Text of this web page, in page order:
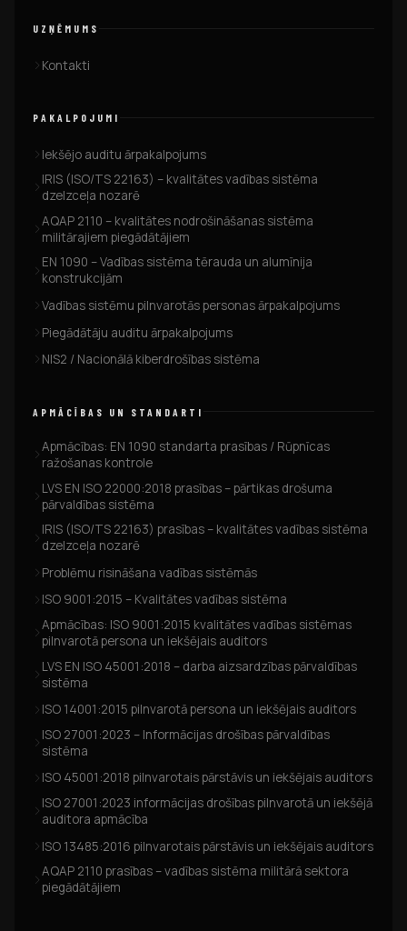
UZŅĒMUMS
Kontakti
PAKALPOJUMI
Iekšējo auditu ārpakalpojums
IRIS (ISO/TS 22163) – kvalitātes vadības sistēma
dzelzceļa nozarē
AQAP 2110 – kvalitātes nodrošināšanas sistēma
militārajiem piegādātājiem
EN 1090 – Vadības sistēma tērauda un alumīnija
konstrukcijām
Vadības sistēmu pilnvarotās personas ārpakalpojums
Piegādātāju auditu ārpakalpojums
NIS2 / Nacionālā kiberdrošības sistēma
APMĀCĪBAS UN STANDARTI
Apmācības: EN 1090 standarta prasības / Rūpnīcas
ražošanas kontrole
LVS EN ISO 22000:2018 prasības – pārtikas drošuma
pārvaldības sistēma
IRIS (ISO/TS 22163) prasības – kvalitātes vadības sistēma
dzelzceļa nozarē
Problēmu risināšana vadības sistēmās
ISO 9001:2015 – Kvalitātes vadības sistēma
Apmācības: ISO 9001:2015 kvalitātes vadības sistēmas
pilnvarotā persona un iekšējais auditors
LVS EN ISO 45001:2018 – darba aizsardzības pārvaldības
sistēma
ISO 14001:2015 pilnvarotā persona un iekšējais auditors
ISO 27001:2023 – Informācijas drošības pārvaldības
sistēma
ISO 45001:2018 pilnvarotais pārstāvis un iekšējais auditors
ISO 27001:2023 informācijas drošības pilnvarotā un iekšējā
auditora apmācība
ISO 13485:2016 pilnvarotais pārstāvis un iekšējais auditors
AQAP 2110 prasības – vadības sistēma militārā sektora
piegādātājiem